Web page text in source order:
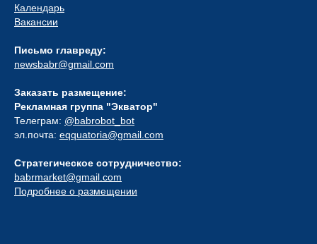
Календарь
Вакансии
Письмо главреду:
newsbabr@gmail.com
Заказать размещение:
Рекламная группа "Экватор"
Телеграм: @babrobot_bot
эл.почта: eqquatoria@gmail.com
Стратегическое сотрудничество:
babrmarket@gmail.com
Подробнее о размещении